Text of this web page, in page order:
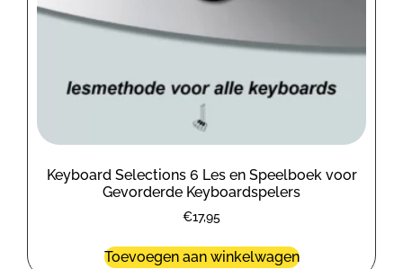
Keyboard Selections 6 Les en Speelboek voor
Gevorderde Keyboardspelers
€17,95
Toevoegen aan winkelwagen